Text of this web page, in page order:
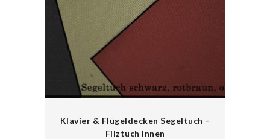
Klavier & Flügeldecken Segeltuch –
Filztuch Innen